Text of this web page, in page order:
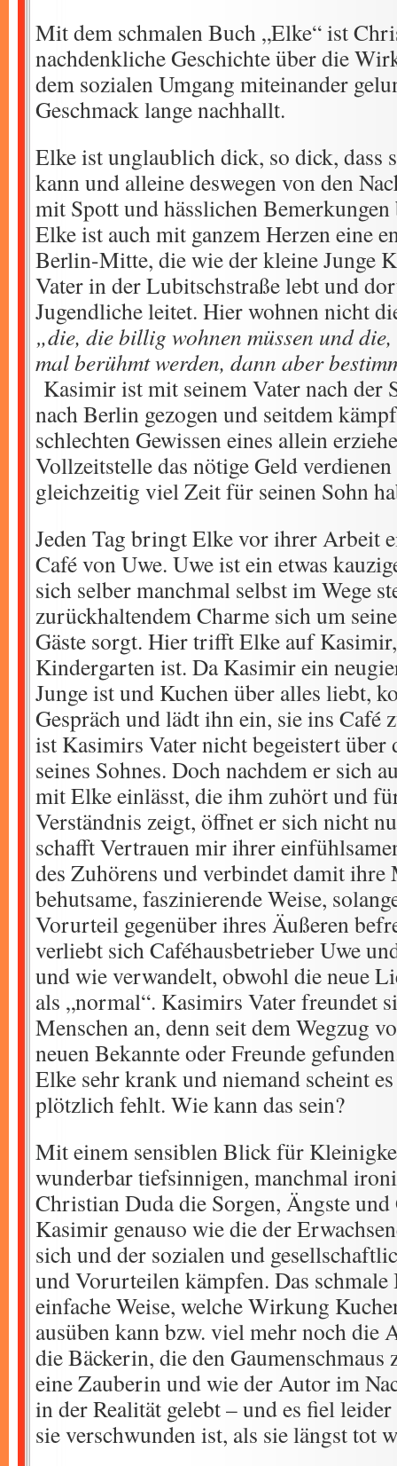
Mit dem schmalen Buch „Elke“ ist
nachdenkliche Geschichte über die
dem sozialen Umgang miteinander
Geschmack lange nachhallt.
Elke ist unglaublich dick, so dick, dass
kann und alleine deswegen von den
mit Spott und hässlichen
Elke ist auch mit ganzem Herzen eine
Berlin-Mitte, die wie der kleine Junge
Vater in der Lubitschstraße lebt und
Jugendliche leitet. Hier wohnen nicht
„die, die billig wohnen müssen und
mal berühmt werden, dann aber
Kasimir ist mit seinem Vater nach der
nach Berlin gezogen und seitdem
schlechten Gewissen eines allein
Vollzeitstelle das nötige Geld
gleichzeitig viel Zeit für seinen Sohn
Jeden Tag bringt Elke vor ihrer Arbeit
Café von Uwe. Uwe ist ein etwas
sich selber manchmal selbst im Wege
zurückhaltendem Charme sich um
Gäste sorgt. Hier trifft Elke auf
Kindergarten ist. Da Kasimir ein
Junge ist und Kuchen über alles liebt,
Gespräch und lädt ihn ein, sie ins Café
ist Kasimirs Vater nicht begeistert über
seines Sohnes. Doch nachdem er sich
mit Elke einlässt, die ihm zuhört und
Verständnis zeigt, öffnet er sich nicht
schafft Vertrauen mir ihrer
des Zuhörens und verbindet damit ihre
behutsame, faszinierende Weise,
Vorurteil gegenüber ihres Äußeren
verliebt sich Caféhausbetrieber Uwe
und wie verwandelt, obwohl die neue
als „normal“. Kasimirs Vater freundet
Menschen an, denn seit dem Wegzug
neuen Bekannte oder Freunde
Elke sehr krank und niemand scheint
plötzlich fehlt. Wie kann das sein?
Mit einem sensiblen Blick für
wunderbar tiefsinnigen, manchmal
Christian Duda die Sorgen, Ängste und
Kasimir genauso wie die der
sich und der sozialen und
und Vorurteilen kämpfen. Das
einfache Weise, welche Wirkung
ausüben kann bzw. viel mehr noch die
die Bäckerin, die den Gaumenschmaus
eine Zauberin und wie der Autor im
in der Realität gelebt – und es fiel
sie verschwunden ist, als sie längst tot